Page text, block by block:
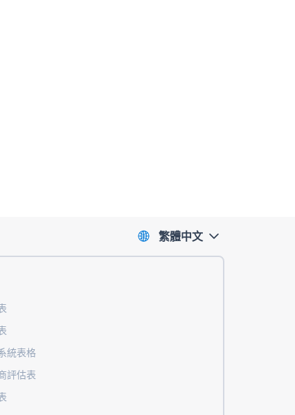
統表格
評估表
繁體中文